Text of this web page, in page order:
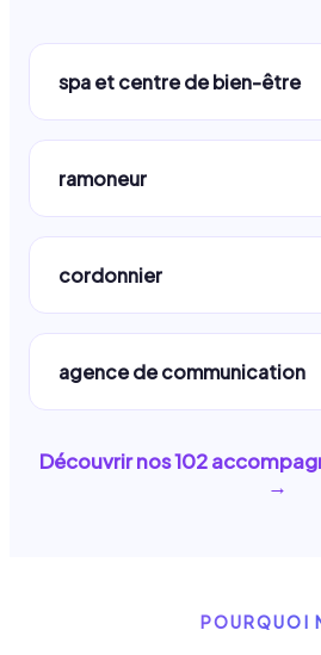
spa et centre de bien-être
ramoneur
cordonnier
agence de communication
Découvrir nos102
→
POURQUOI